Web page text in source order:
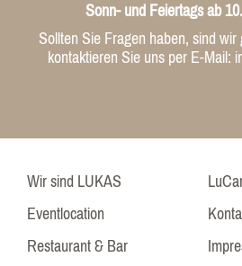
Sonn- und Feiertags ab
Sollten Sie Fragen haben, sind
kontaktieren Sie uns per E-Mail:
Wir sind LUKAS
Eventlocation
Restaurant & Bar